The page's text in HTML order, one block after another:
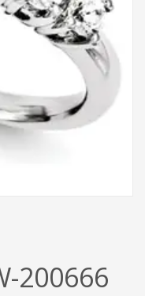
200666